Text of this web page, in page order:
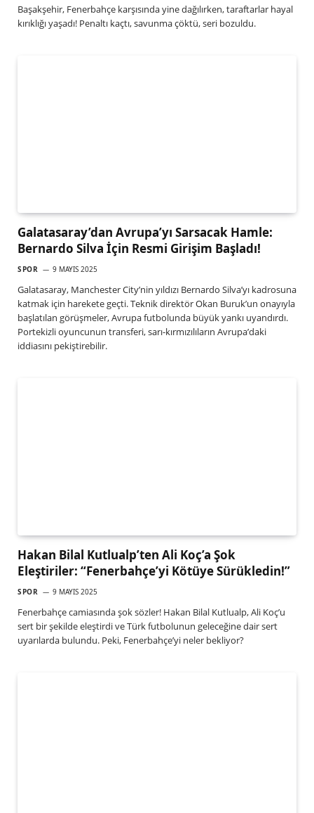
Başakşehir, Fenerbahçe karşısında yine dağılırken, taraftarlar hayal
kırıklığı yaşadı! Penaltı kaçtı, savunma çöktü, seri bozuldu.
Galatasaray’dan Avrupa’yı Sarsacak Hamle:
Bernardo Silva İçin Resmi Girişim Başladı!
SPOR 9 MAYIS 2025
Galatasaray, Manchester City’nin yıldızı Bernardo Silva’yı kadrosuna
katmak için harekete geçti. Teknik direktör Okan Buruk’un onayıyla
başlatılan görüşmeler, Avrupa futbolunda büyük yankı uyandırdı.
Portekizli oyuncunun transferi, sarı-kırmızılıların Avrupa’daki
iddiasını pekiştirebilir.
Hakan Bilal Kutlualp’ten Ali Koç’a Şok
Eleştiriler: “Fenerbahçe’yi Kötüye Sürükledin!”
SPOR 9 MAYIS 2025
Fenerbahçe camiasında şok sözler! Hakan Bilal Kutlualp, Ali Koç’u
sert bir şekilde eleştirdi ve Türk futbolunun geleceğine dair sert
uyarılarda bulundu. Peki, Fenerbahçe’yi neler bekliyor?